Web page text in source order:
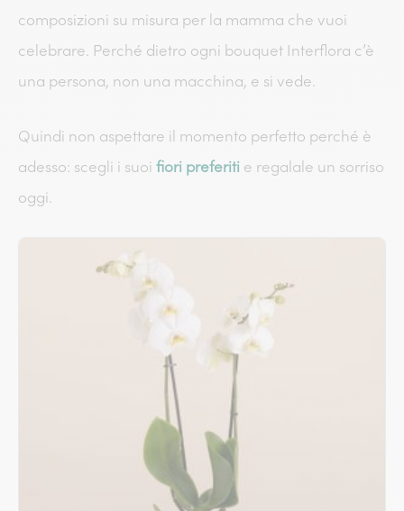
composizioni su misura per la mamma che vuoi
celebrare. Perché dietro ogni bouquet Interflora c’è
una persona, non una macchina, e si vede.
Quindi non aspettare il momento perfetto perché è
adesso: scegli i suoi fiori preferiti e regalale un sorriso
oggi.